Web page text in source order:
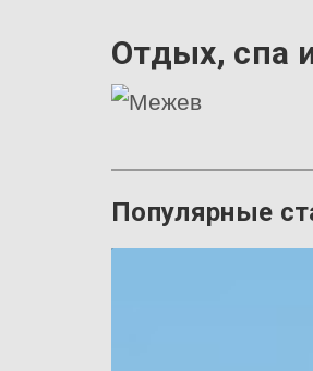
Отдых, спа
Популярные